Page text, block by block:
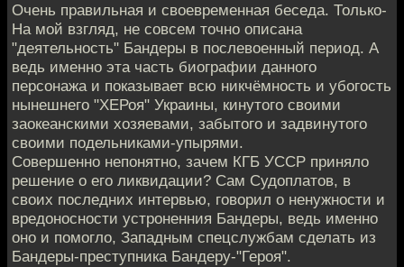
Очень правильная и своевременная беседа. Только-
На мой взгляд, не совсем точно описана
"деятельность" Бандеры в послевоенный период. А
ведь именно эта часть биографии данного
персонажа и показывает всю никчёмность и убогость
нынешнего "ХЕРоя" Украины, кинутого своими
заокеанскими хозяевами, забытого и задвинутого
своими подельниками-упырями.
Совершенно непонятно, зачем КГБ УССР приняло
решение о его ликвидации? Сам Судоплатов, в
своих последних интервью, говорил о ненужности и
вредоносности устроненния Бандеры, ведь именно
оно и помогло, Западным спецслужбам сделать из
Бандеры-преступника Бандеру-"Героя".